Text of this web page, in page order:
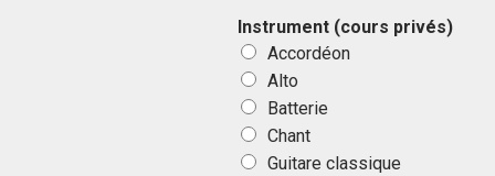
Instrument (cours privés)
Accordéon
Alto
Batterie
Chant
Guitare classique